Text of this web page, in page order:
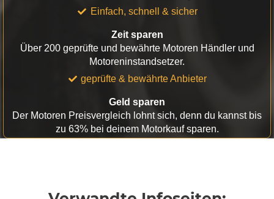
Einfach, schnell & sicher
Zeit sparen
Über 200 geprüfte und bewährte Motoren Händler und
Motoreninstandsetzer.
geprüfte & bewährte Anbieter
Geld sparen
Der Motoren Preisvergleich lohnt sich, denn du kannst bis
zu 63% bei deinem Motorkauf sparen.